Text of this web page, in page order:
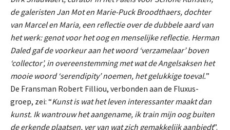
de galeristen Jan Mot en Marie-Puck Broodthaers, dochter
van Marcel en Maria, een reflectie over de dubbele aard van
het werk: genot voor het oog en menselijke reflectie. Herman
Daled gaf de voorkeur aan het woord ‘verzamelaar’ boven
‘collector’, in overeenstemming met wat de Angelsaksen het
mooie woord ‘serendipity’ noemen, het gelukkige toeval.”
De Fransman Robert Filliou, verbonden aan de Fluxus-
groep, zei: “Kunst is wat het leven interessanter maakt dan
kunst. Ik wantrouw het aangename, ik train mijn oog buiten
de erkende plaatsen, ver van wat zich gemakkelijk aanbiedt”.